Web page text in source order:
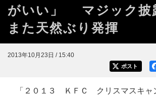
がいい」 マジック披
また天然ぶり発揮
2013年10月23日 / 15:40
ポスト
「２０１３ ＫＦＣ クリスマスキャ